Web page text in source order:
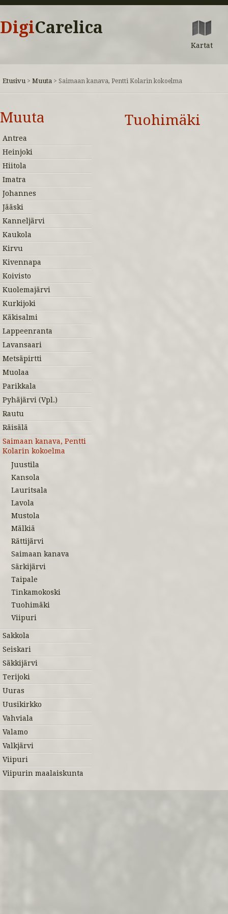
DigiCarelica
Kartat
Etusivu > Muuta > Saimaan kanava, Pentti Kolarin kokoelma
Muuta
Antrea
Heinjoki
Hiitola
Imatra
Johannes
Jääski
Kanneljärvi
Kaukola
Kirvu
Kivennapa
Koivisto
Kuolemajärvi
Kurkijoki
Käkisalmi
Lappeenranta
Lavansaari
Metsäpirtti
Muolaa
Parikkala
Pyhäjärvi (Vpl.)
Rautu
Räisälä
Saimaan kanava, Pentti
Kolarin kokoelma
Juustila
Kansola
Lauritsala
Lavola
Mustola
Mälkiä
Rättijärvi
Saimaan kanava
Särkijärvi
Taipale
Tinkamokoski
Tuohimäki
Viipuri
Sakkola
Seiskari
Säkkijärvi
Terijoki
Uuras
Uusikirkko
Vahviala
Valamo
Valkjärvi
Viipuri
Viipurin maalaiskunta
Tuohimäki